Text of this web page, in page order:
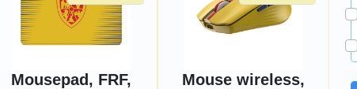
Mousepad, FRF,
Mouse wireless,